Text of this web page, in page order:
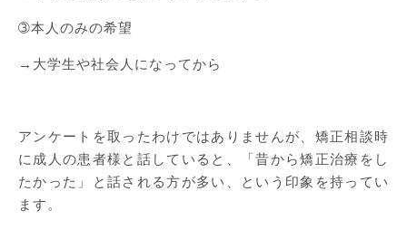
➂本人のみの希望
→大学生や社会人になってから
アンケートを取ったわけではありませんが、矯正相談時
に成人の患者様と話していると、「昔から矯正治療をし
たかった」と話される方が多い、という印象を持ってい
ます。